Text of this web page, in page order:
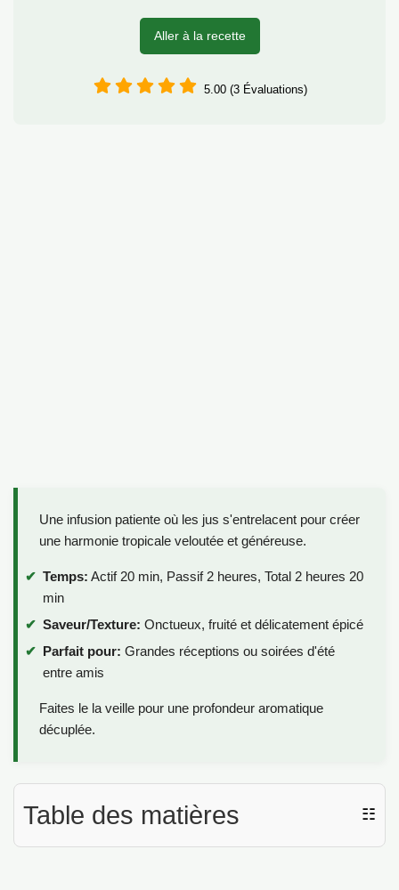
Aller à la recette
5.00 (3 Évaluations)
Une infusion patiente où les jus s'entrelacent pour créer
une harmonie tropicale veloutée et généreuse.
Temps: Actif 20 min, Passif 2 heures, Total 2 heures 20
min
Saveur/Texture: Onctueux, fruité et délicatement épicé
Parfait pour: Grandes réceptions ou soirées d'été
entre amis
Faites le la veille pour une profondeur aromatique
décuplée.
Table des matières ☷